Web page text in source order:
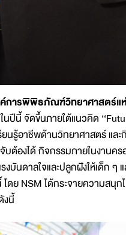
การพิพิธภัณฑ์วิทยาศาสตร์แ
ปีนี้ จัดขึ้นภายใต้แนวคิด
ยนรู้อาชีพด้านวิทยาศาสตร์ แ
ต้องได้ กิจกรรมภายในงานค
นดาลใจและปลูกฝังให้เด็ก ๆ
ย NSM ได้กระจายความสนุ
งนี้